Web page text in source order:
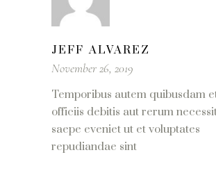
JEFF ALVAREZ
November 26, 2019
Temporibus autem quibusdam
officiis debitis aut rerum
saepe eveniet ut et voluptates
repudiandae sint